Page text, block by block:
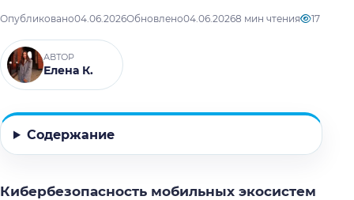
Опубликовано04.06.2026Обновлено04.06.20268 мин чтения 17
АВТОР
Елена К.
Содержание
Кибербезопасность мобильных экосистем